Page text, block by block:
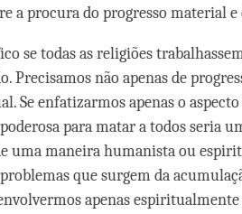
a procura do progresso material e
se todas as religiões
Precisamos não apenas de
Se enfatizarmos apenas o
para matar a todos seria
uma maneira humanista ou
que surgem da
apenas